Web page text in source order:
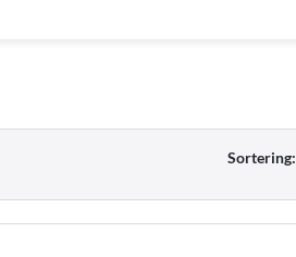
Sortering: